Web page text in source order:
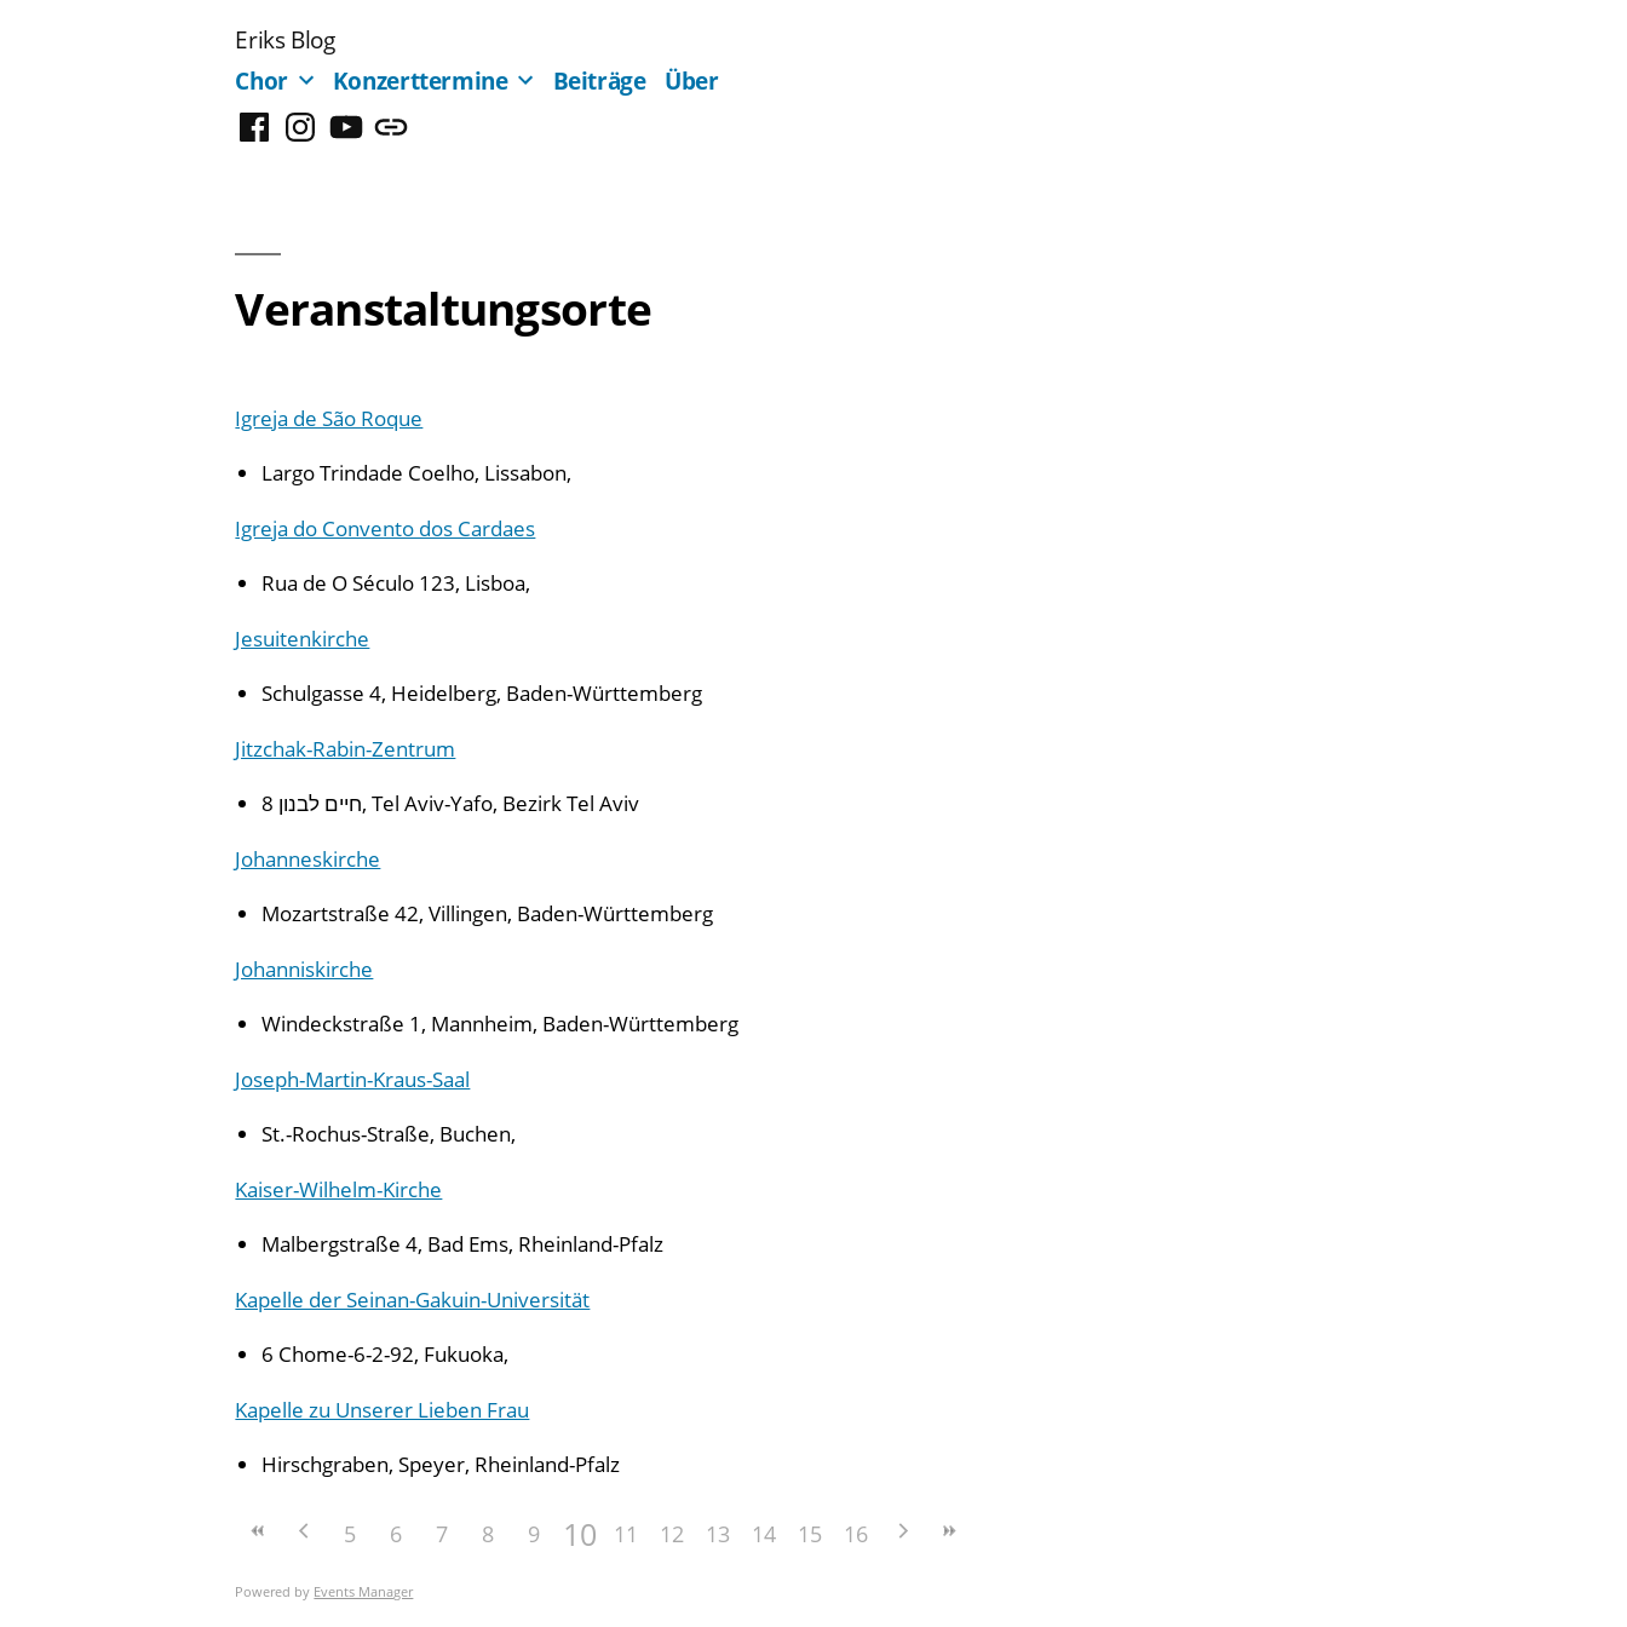
Eriks Blog
Chor
Konzerttermine Beiträge Über
FacebookInstagram
YouTubeMastodon
Veranstaltungsorte
Igreja de São Roque
Largo Trindade Coelho, Lissabon,
Igreja do Convento dos Cardaes
Rua de O Século 123, Lisboa,
Jesuitenkirche
Schulgasse 4, Heidelberg, Baden-Württemberg
Jitzchak-Rabin-Zentrum
חיים לבנון 8, Tel Aviv-Yafo, Bezirk Tel Aviv
Johanneskirche
Mozartstraße 42, Villingen, Baden-Württemberg
Johanniskirche
Windeckstraße 1, Mannheim, Baden-Württemberg
Joseph-Martin-Kraus-Saal
St.-Rochus-Straße, Buchen,
Kaiser-Wilhelm-Kirche
Malbergstraße 4, Bad Ems, Rheinland-Pfalz
Kapelle der Seinan-Gakuin-Universität
6 Chome-6-2-92, Fukuoka,
Kapelle zu Unserer Lieben Frau
Hirschgraben, Speyer, Rheinland-Pfalz
5 6 7 8 9 10 11 12 13 14 15 16
Powered by Events Manager